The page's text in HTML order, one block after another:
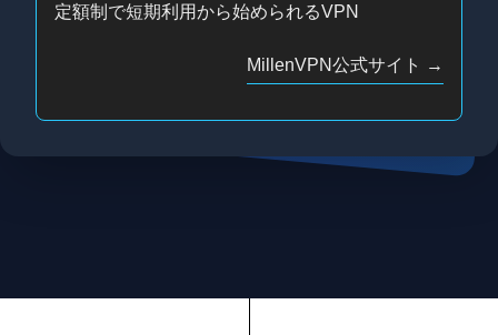
定額制で短期利用から始められるVPN
MillenVPN公式サイト